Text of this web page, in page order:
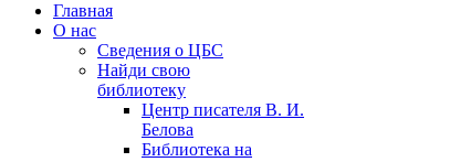
Главная
О нас
Сведения о ЦБС
Найди свою
библиотеку
Центр писателя В. И.
Белова
Библиотека на